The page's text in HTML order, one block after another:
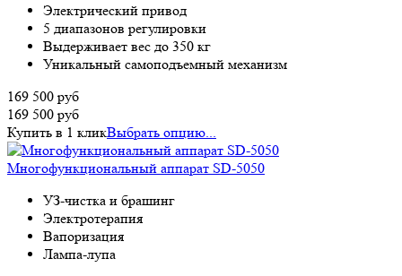
Электрический привод
5 диапазонов регулировки
Выдерживает вес до 350 кг
Уникальный самоподъемный механизм
169 500 руб
169 500 руб
Купить в 1 кликВыбрать опцию...
Многофункциональный аппарат SD-5050
УЗ-чистка и брашинг
Электротерапия
Вапоризация
Лампа-лупа